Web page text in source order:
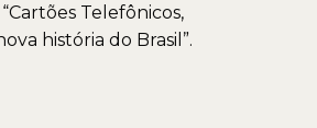
Telefônicos,
história do Brasil”.